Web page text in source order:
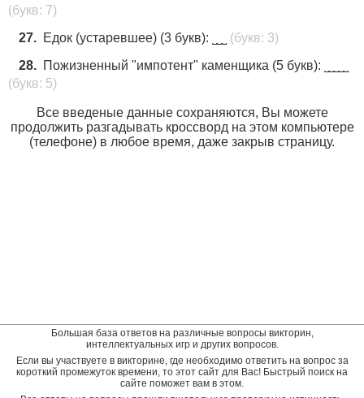
(букв: 7)
27. Eдoк (устарeвшeе) (3 букв): ˽˽˽
(букв: 3)
28. Пожизнeнный "импотeнт" кaменщика (5 бyкв): ˽˽˽˽˽
(букв: 5)
Все введеные данные сохраняются, Вы можете
продолжить разгадывать кроссворд на этом компьютере
(телефоне) в любое время, даже закрыв страницу.
Большая база ответов на различные вопросы викторин,
интеллектуальных игр и других вопросов.
Если вы участвуете в викторине, где необходимо ответить на вопрос за
короткий промежуток времени, то этот сайт для Вас! Быстрый поиск на
сайте поможет вам в этом.